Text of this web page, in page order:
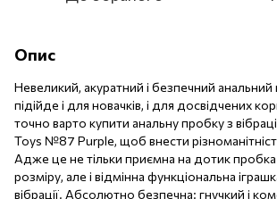
Опис
Невеликий, акуратний і безпечний анальний
підійде і для новачків, і для досвідчених
точно варто купити анальну пробку з
Toys №87 Purple, щоб внести
Адже це не тільки приємна на дотик
розміру, але і відмінна функціональна
вібрації. Абсолютно безпечна: гнучкий і